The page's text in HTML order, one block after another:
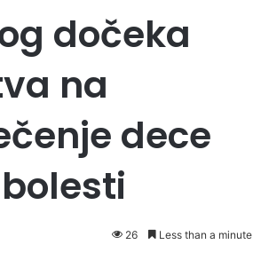
dočeka
na
dece
26 Less than a minute